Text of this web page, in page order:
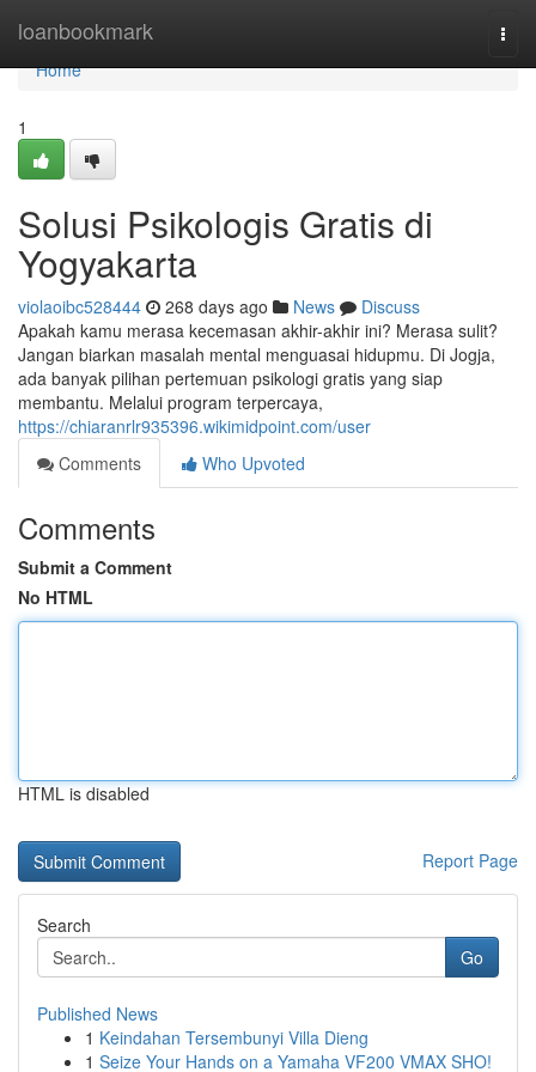
loanbookmark
Home
Home
1
Solusi Psikologis Gratis di
Yogyakarta
violaoibc528444 268 days ago News
Discuss
Apakah kamu merasa kecemasan akhir-akhir ini? Merasa sulit?
Jangan biarkan masalah mental menguasai hidupmu. Di Jogja,
ada banyak pilihan pertemuan psikologi gratis yang siap
membantu. Melalui program terpercaya,
https://chiaranrlr935396.wikimidpoint.com/user
Comments
Who Upvoted
Comments
Submit a Comment
No HTML
HTML is disabled
Report Page
Search
Go
Published News
1 Keindahan Tersembunyi Villa Dieng
1 Seize Your Hands on a Yamaha VF200 VMAX SHO!